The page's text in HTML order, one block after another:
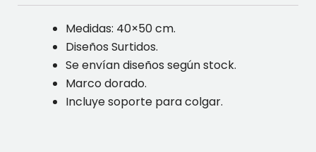
Medidas: 40×50 cm.
Diseños Surtidos.
Se envían diseños según stock.
Marco dorado.
Incluye soporte para colgar.